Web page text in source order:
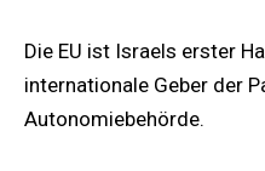
Die EU ist Israels erster
internationale Geber der
Autonomiebehörde.